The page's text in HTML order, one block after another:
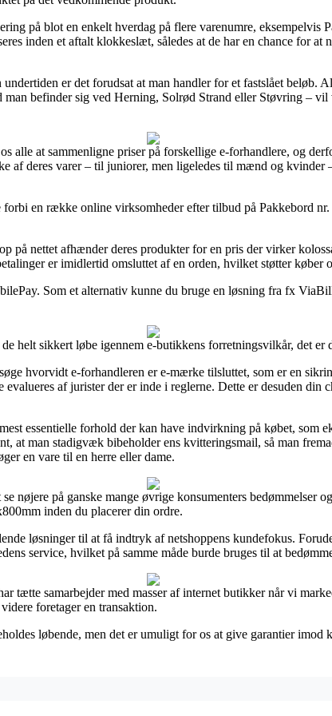
på blot en enkelt hverdag på flere varenumre, eksempelvis
inden et aftalt klokkeslæt, således at de har en chance for at
er det forudsat at man handler for et fastslået beløb.
befinder sig ved Herning, Solrød Strand eller Støvring –
alle at sammenligne priser på forskellige e-forhandlere, og
af deres varer – til juniorer, men ligeledes til mænd og kvinder
en række online virksomheder efter tilbud på Pakkebord
på nettet afhænder deres produkter for en pris der virker
er imidlertid omsluttet af en orden, hvilket støtter køber
Som et alternativ kunne du bruge en løsning fra fx
helt sikkert løbe igennem e-butikkens forretningsvilkår, det
hvorvidt e-forhandleren er e-mærke tilsluttet, som er en
evalueres af jurister der er inde i reglerne. Dette er desuden din
essentielle forhold der kan have indvirkning på købet, som
at man stadigvæk bibeholder ens kvitteringsmail, så man
en vare til en herre eller dame.
nøjere på ganske mange øvrige konsumenters bedømmelser
inden du placerer din ordre.
løsninger til at få indtryk af netshoppens kundefokus.
service, hvilket på samme måde burde bruges til at
tætte samarbejder med masser af internet butikker når vi
foretager en transaktion.
løbende, men det er umuligt for os at give garantier imod